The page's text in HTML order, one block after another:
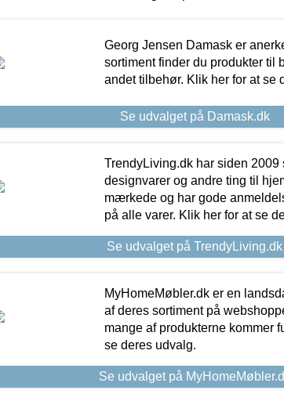
Georg Jensen Damask er
sortiment finder du produkter til
andet tilbehør. Klik her for at se
Se udvalget på Damask.dk
TrendyLiving.dk har siden
designvarer og andre ting til
mærkede og har gode
på alle varer. Klik her for at se
Se udvalget på TrendyLiving.dk
MyHomeMøbler.dk er en
af deres sortiment på
mange af produkterne kommer
se deres udvalg.
Se udvalget på